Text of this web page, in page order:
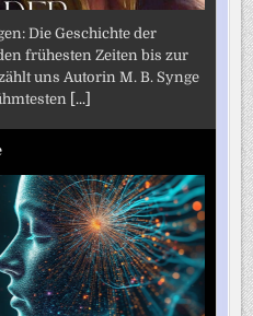
Die Geschichte der
frühesten Zeiten bis zur
uns Autorin M. B. Synge
[...]